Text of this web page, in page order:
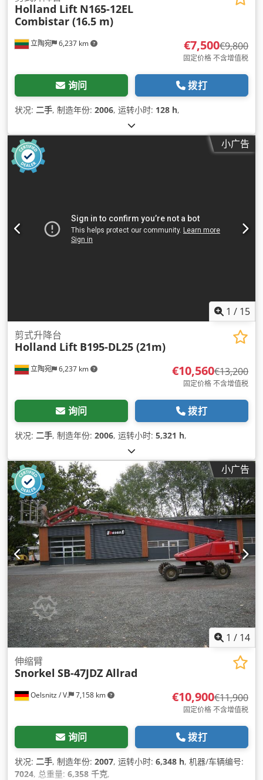
立陶宛 6,237 km
Holland Lift N165-12EL
Combistar (16.5 m)
€7,500€9,800
固定价格 不含增值税
询问 拨打
状况: 二手, 制造年份: 2006, 运转小时: 128 h,
小广告
1 / 15
立陶宛 6,237 km
剪式升降台
Holland Lift B195-DL25 (21m)
€10,560€13,200
固定价格 不含增值税
询问 拨打
状况: 二手, 制造年份: 2006, 运转小时: 5,321 h,
小广告
1 / 14
Oelsnitz / V. 7,158 km
伸缩臂
Snorkel SB-47JDZ Allrad
€10,900€11,900
固定价格 不含增值税
询问 拨打
状况: 二手, 制造年份: 2007, 运转小时: 6,348 h, 机器/车辆编号:
7024, 总重量: 6,358 千克,